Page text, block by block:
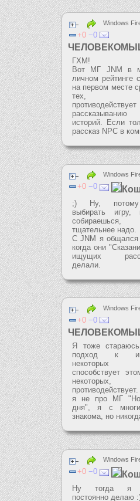
Windows
0 0
ГХМ!
Вот МГ JNM в
личном рейтинге
на первом месте
тех,
противодействует
рассказыванию
историй. Если
рассказ NPC в
Windows
0 0
;) Ну,
выбирать игру,
собираешься,
тщательнее надо.
С JNM я
когда они
ищущих
делали.
Windows
0 0
Я тоже
подход к
некоторых
способствует
некоторых,
я не про МГ
дня", я с
знакома, но
Windows
0 0
Ну тогда я
постоянно делаю